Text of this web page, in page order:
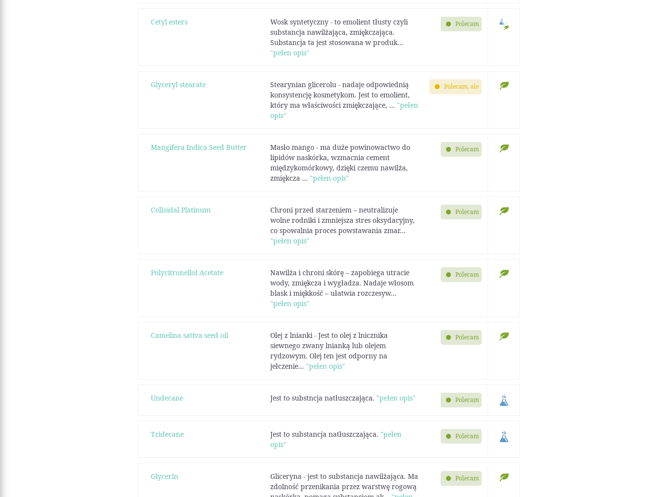
Cetyl esters
Wosk syntetyczny - to emolient tłusty czyli
substancja nawilżająca, zmiękczająca.
Substancja ta jest stosowana w pro­duk...
"pełen opis"
Polecam
Glyceryl stearate
Stearynian glicerolu - nadaje odpowiednią
konsystencję kosmetykom. Jest to emolient,
który ma właściwości zmiękczające, ... "pełen
opis"
Polecam, ale
Mangifera Indica Seed Butter
Masło mango - ma duże powinowactwo do
lipidów naskórka, wzmacnia cement
międzykomórkowy, dzięki czemu nawilża,
zmiękcza ... "pełen opis"
Polecam
Colloidal Platinum
Chroni przed starzeniem – neutralizuje
wolne rodniki i zmniejsza stres oksydacyjny,
co spowalnia proces powstawania zmar...
"pełen opis"
Polecam
Polycitronellol Acetate
Nawilża i chroni skórę – zapobiega utracie
wody, zmiękcza i wygładza. Nadaje włosom
blask i miękkość – ułatwia rozczesyw...
"pełen opis"
Polecam
Camelina sativa seed oil
Olej z lnianki - Jest to olej z lnicznika
siewnego zwany lnianką lub olejem
rydzowym. Olej ten jest odporny na
jełczenie... "pełen opis"
Polecam
Undecane Jest to substncja natłuszczająca. "pełen opis" Polecam
Tridecane Jest to substancja natłuszczająca. "pełen
opis"
Polecam
Glycerin
Gliceryna - jest to substancja nawilżająca. Ma
zdolność przenikania przez warstwę rogową
Polecam